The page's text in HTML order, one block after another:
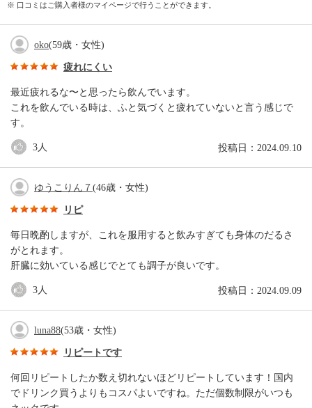
※ 口コミはご購入者様のマイページで行うことができます。
oko(59歳・女性)
疲れにくい
最近疲れるな〜と思ったら飲んでいます。
これを飲んでいる時は、ふと気づくと疲れていないと言う感じで
す。
投稿日：2024.09.10
3人
ゆうこりん７ (46歳・女性)
リピ
毎日晩酌しますが、これを服用すると飲みすぎても身体のだるさ
がとれます。
肝臓に効いている感じでとても調子が良いです。
投稿日：2024.09.09
3人
luna88(53歳・女性)
リピートです
何回リピートしたか数え切れないほどリピートしています！国内
でドリンク買うよりもコスパよいですね。ただ個数制限がいつも